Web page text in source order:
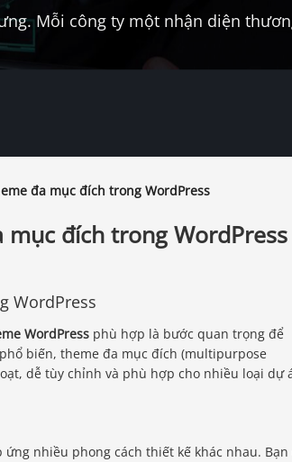
Mỗi công ty một nhận diện
đa mục đích trong WordPress
đích trong WordPress
WordPress
WordPress phù hợp là bước quan trọng để
biến, theme đa mục đích (multipurpose
dễ tùy chỉnh và phù hợp cho nhiều loại dự
nhiều phong cách thiết kế khác nhau. Bạn